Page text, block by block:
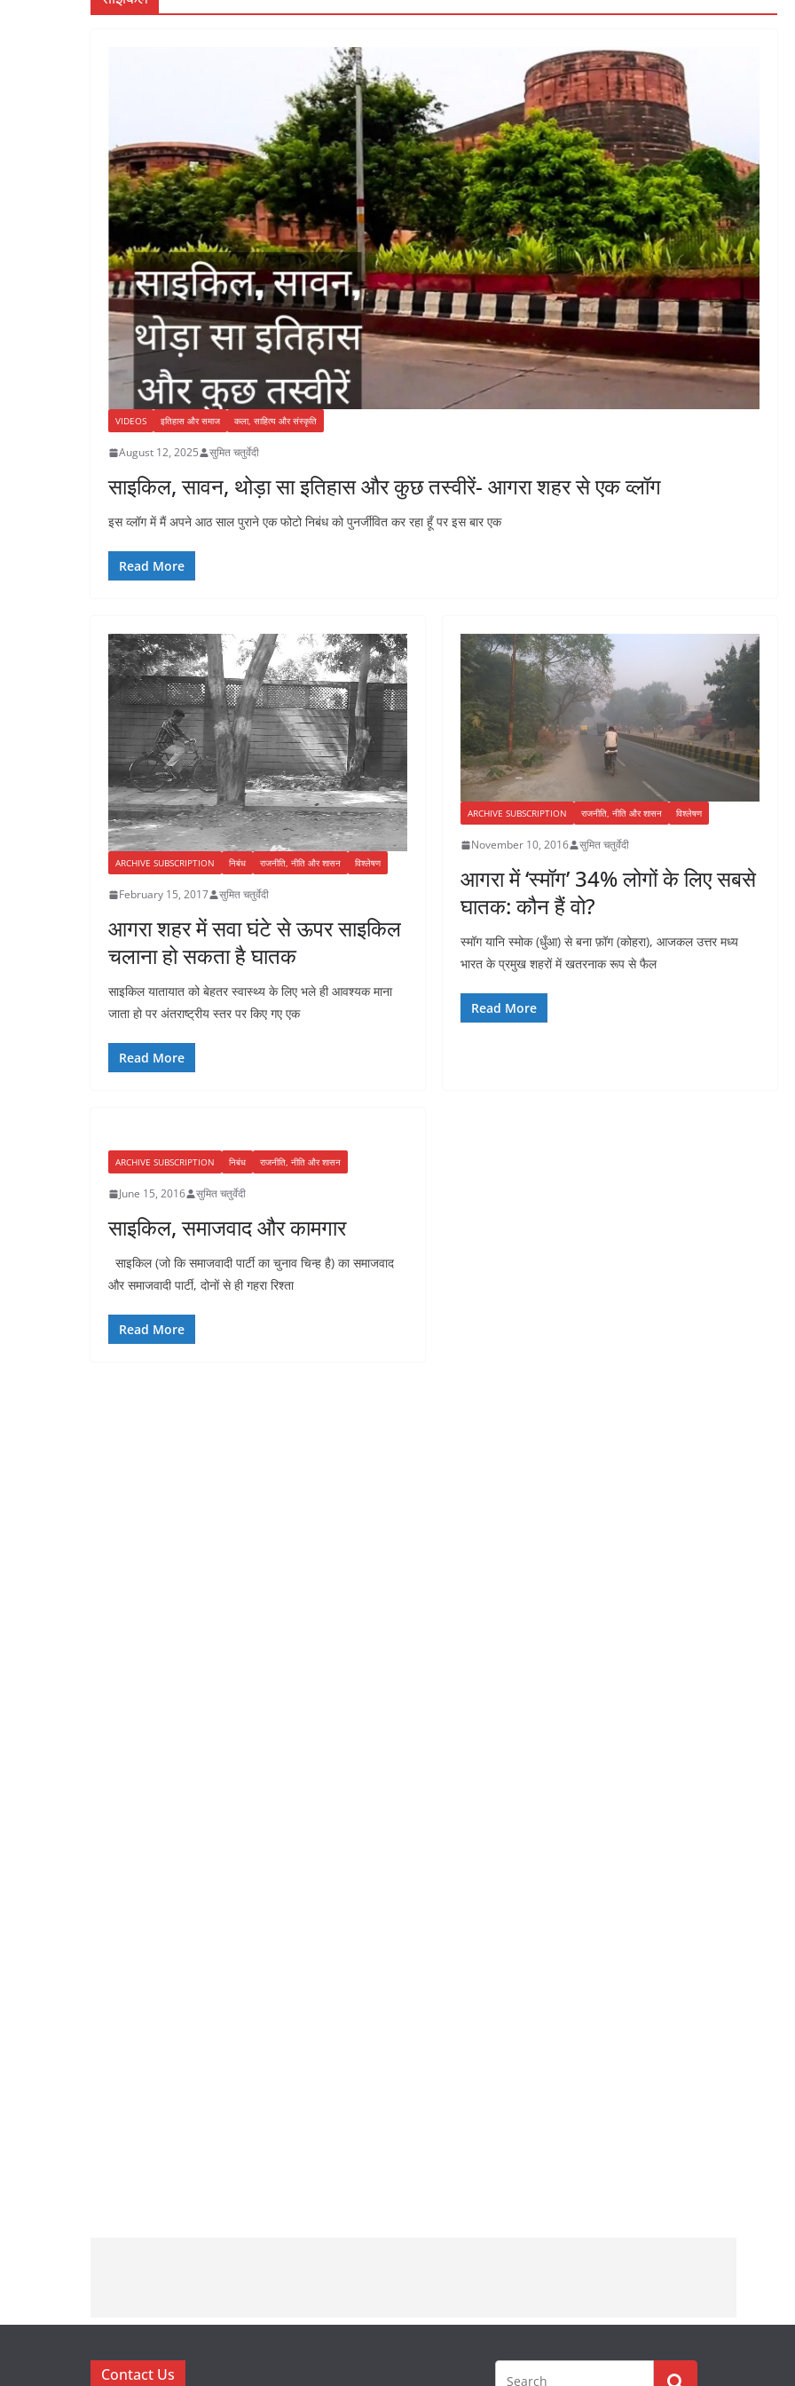
VIDEOS इतिहास और समाज कला, साहित्य और संस्कृति
August 12, 2025 सुमित चतुर्वेदी
साइकिल, सावन, थोड़ा सा इतिहास और कुछ तस्वीरें- आगरा शहर से एक व्लॉग
इस व्लॉग में मैं अपने आठ साल पुराने एक फोटो निबंध को पुनर्जीवित कर रहा हूँ पर इस बार एक
Read More
ARCHIVE SUBSCRIPTION निबंध राजनीति, नीति और शासन विश्लेषण
February 15, 2017 सुमित चतुर्वेदी
आगरा शहर में सवा घंटे से ऊपर साइकिल
चलाना हो सकता है घातक
साइकिल यातायात को बेहतर स्वास्थ्य के लिए भले ही आवश्यक माना
जाता हो पर अंतराष्ट्रीय स्तर पर किए गए एक
Read More
ARCHIVE SUBSCRIPTION राजनीति, नीति और शासन विश्लेषण
November 10, 2016 सुमित चतुर्वेदी
आगरा में ‘स्मॉग’ 34% लोगों के लिए सबसे
घातक: कौन हैं वो?
स्मॉग यानि स्मोक (धुँआ) से बना फ़ॉग (कोहरा), आजकल उत्तर मध्य
भारत के प्रमुख शहरों में खतरनाक रूप से फैल
Read More
ARCHIVE SUBSCRIPTION निबंध राजनीति, नीति और शासन
June 15, 2016 सुमित चतुर्वेदी
साइकिल, समाजवाद और कामगार
साइकिल (जो कि समाजवादी पार्टी का चुनाव चिन्ह है) का समाजवाद
और समाजवादी पार्टी, दोनों से ही गहरा रिश्ता
Read More
Contact Us